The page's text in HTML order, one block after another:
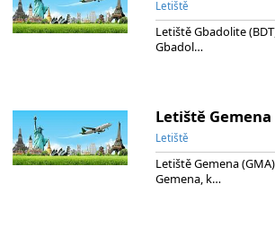
Letiště
Letiště Gbadolite
Gbadol…
Letiště Gemena
Letiště
Letiště Gemena
Gemena, k…